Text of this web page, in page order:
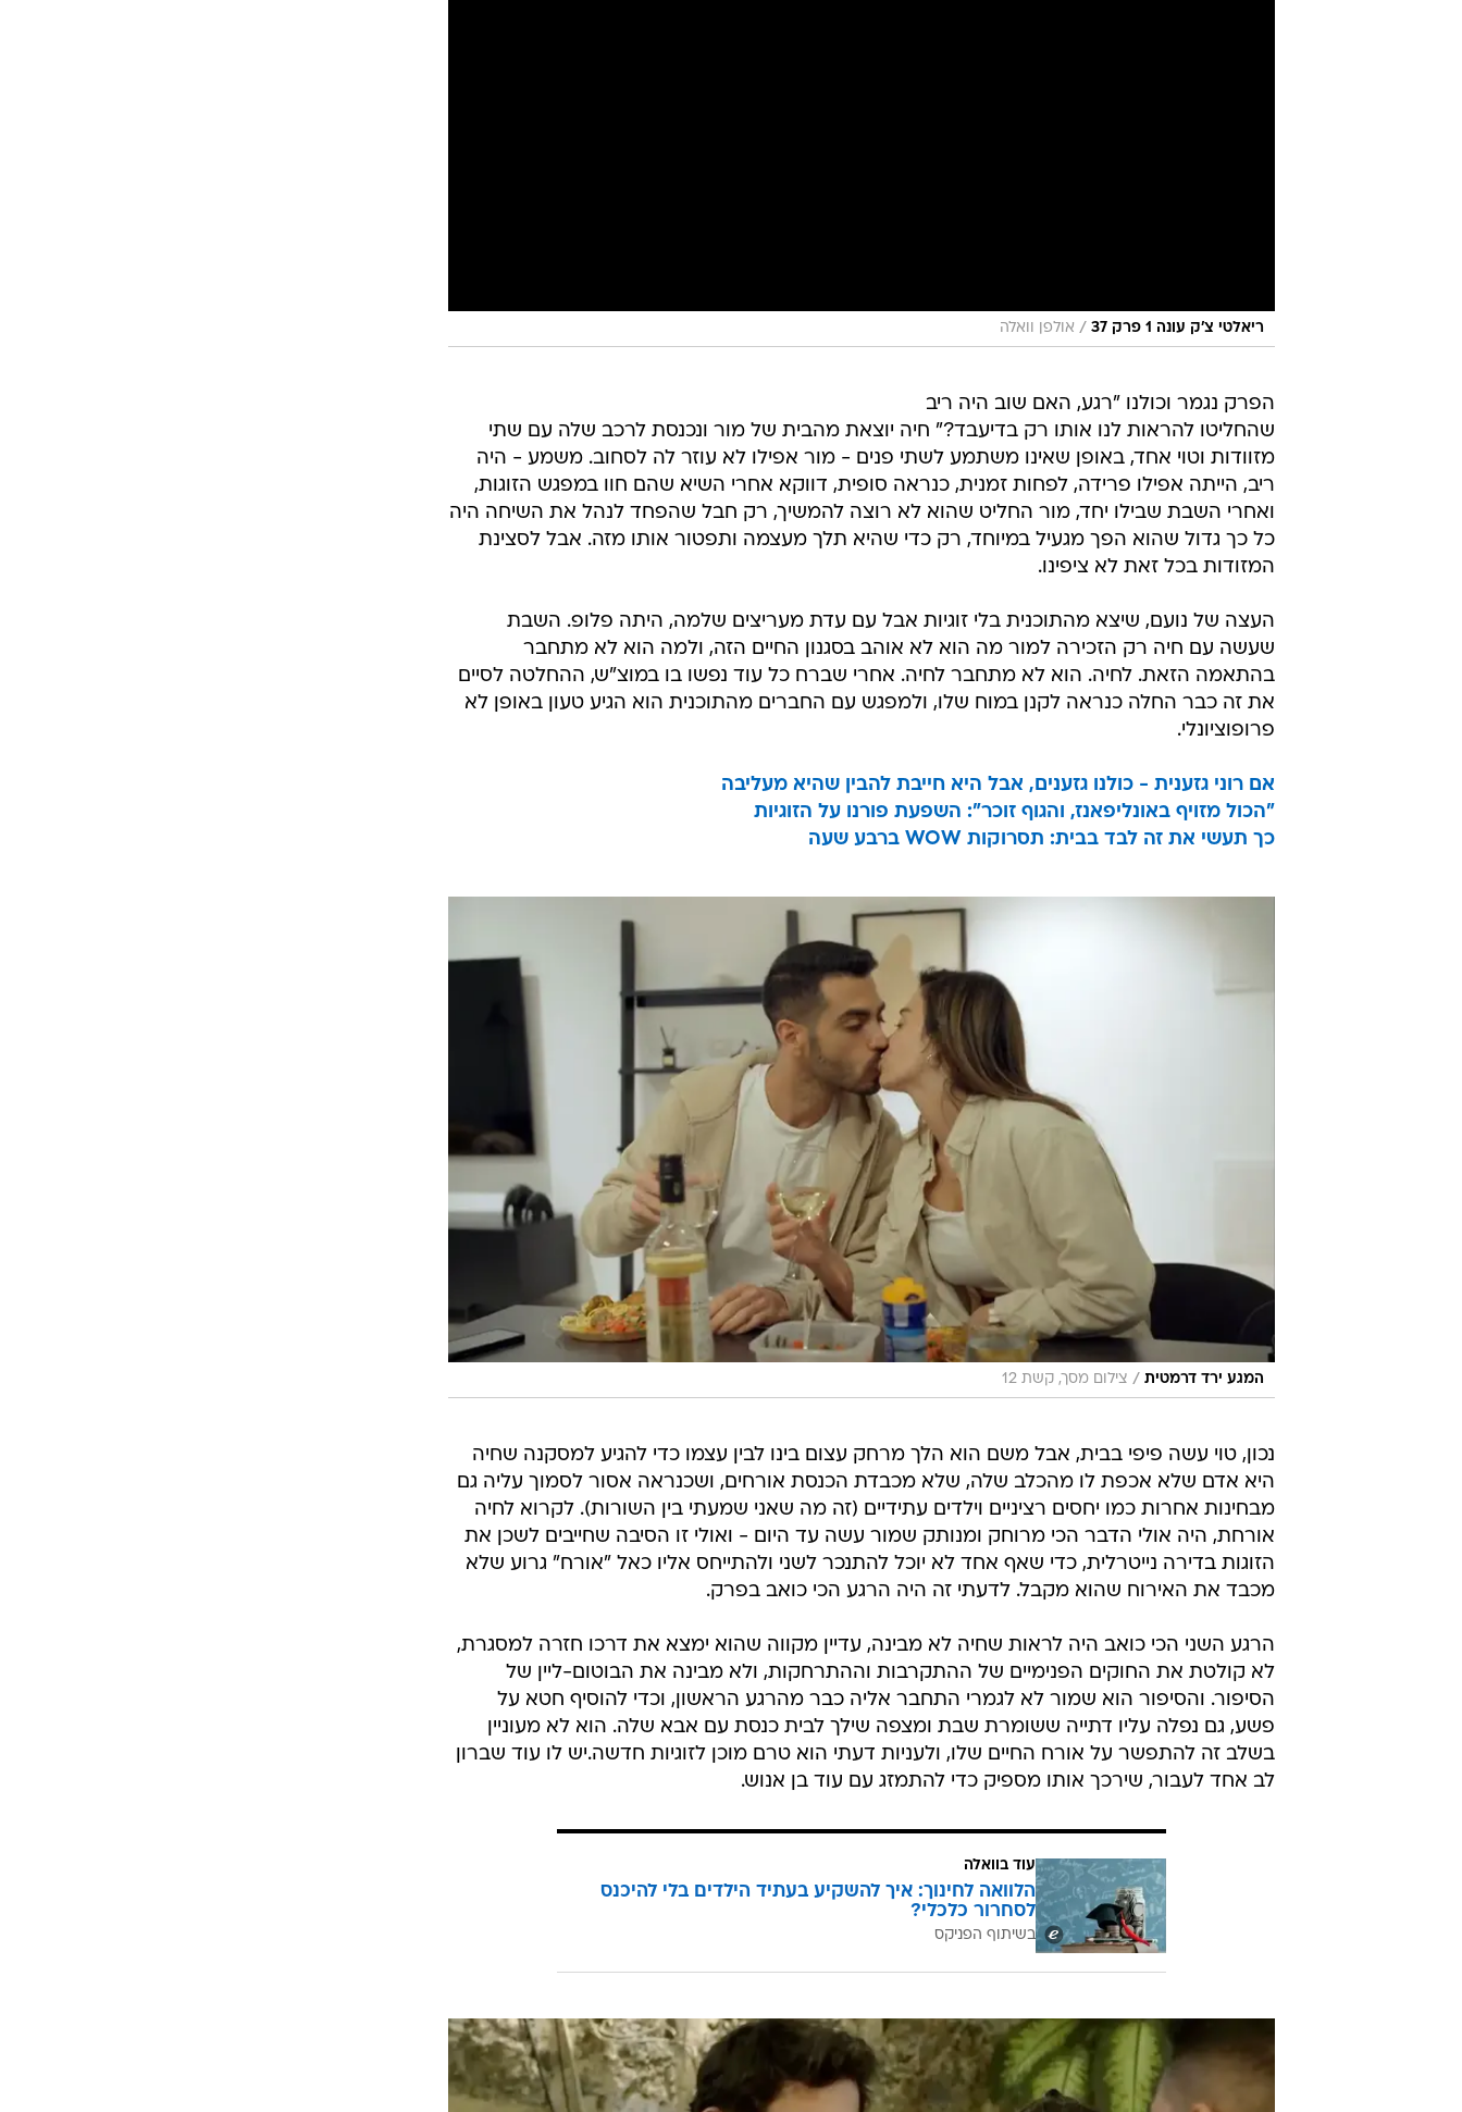
ריאלטי צ'ק עונה 1 פרק 37 / אולפן וואלה
הפרק נגמר וכולנו "רגע, האם שוב היה ריב
שהחליטו להראות לנו אותו רק בדיעבד?" חיה יוצאת מהבית של מור ונכנסת לרכב שלה עם שתי
מזוודות וטוי אחד, באופן שאינו משתמע לשתי פנים - מור אפילו לא עוזר לה לסחוב. משמע - היה
ריב, הייתה אפילו פרידה, לפחות זמנית, כנראה סופית, דווקא אחרי השיא שהם חוו במפגש הזוגות,
ואחרי השבת שבילו יחד, מור החליט שהוא לא רוצה להמשיך, רק חבל שהפחד לנהל את השיחה היה
כל כך גדול שהוא הפך מגעיל במיוחד, רק כדי שהיא תלך מעצמה ותפטור אותו מזה. אבל לסצינת
המזודות בכל זאת לא ציפינו.
העצה של נועם, שיצא מהתוכנית בלי זוגיות אבל עם עדת מעריצים שלמה, היתה פלופ. השבת
שעשה עם חיה רק הזכירה למור מה הוא לא אוהב בסגנון החיים הזה, ולמה הוא לא מתחבר
בהתאמה הזאת. לחיה. הוא לא מתחבר לחיה. אחרי שברח כל עוד נפשו בו במוצ"ש, ההחלטה לסיים
את זה כבר החלה כנראה לקנן במוח שלו, ולמפגש עם החברים מהתוכנית הוא הגיע טעון באופן לא
פרופוציונלי.
אם רוני גזענית - כולנו גזענים, אבל היא חייבת להבין שהיא מעליבה
"הכול מזויף באונליפאנז, והגוף זוכר": השפעת פורנו על הזוגיות
כך תעשי את זה לבד בבית: תסרוקות WOW ברבע שעה
המגע ירד דרמטית / צילום מסך, קשת 12
נכון, טוי עשה פיפי בבית, אבל משם הוא הלך מרחק עצום בינו לבין עצמו כדי להגיע למסקנה שחיה
היא אדם שלא אכפת לו מהכלב שלה, שלא מכבדת הכנסת אורחים, ושכנראה אסור לסמוך עליה גם
מבחינות אחרות כמו יחסים רציניים וילדים עתידיים (זה מה שאני שמעתי בין השורות). לקרוא לחיה
אורחת, היה אולי הדבר הכי מרוחק ומנותק שמור עשה עד היום - ואולי זו הסיבה שחייבים לשכן את
הזוגות בדירה נייטרלית, כדי שאף אחד לא יוכל להתנכר לשני ולהתייחס אליו כאל "אורח" גרוע שלא
מכבד את האירוח שהוא מקבל. לדעתי זה היה הרגע הכי כואב בפרק.
הרגע השני הכי כואב היה לראות שחיה לא מבינה, עדיין מקווה שהוא ימצא את דרכו חזרה למסגרת,
לא קולטת את החוקים הפנימיים של ההתקרבות וההתרחקות, ולא מבינה את הבוטום-ליין של
הסיפור. והסיפור הוא שמור לא לגמרי התחבר אליה כבר מהרגע הראשון, וכדי להוסיף חטא על
פשע, גם נפלה עליו דתייה ששומרת שבת ומצפה שילך לבית כנסת עם אבא שלה. הוא לא מעוניין
בשלב זה להתפשר על אורח החיים שלו, ולעניות דעתי הוא טרם מוכן לזוגיות חדשה.יש לו עוד שברון
לב אחד לעבור, שירכך אותו מספיק כדי להתמזג עם עוד בן אנוש.
עוד בוואלה
הלוואה לחינוך: איך להשקיע בעתיד הילדים בלי להיכנס
לסחרור כלכלי?
בשיתוף הפניקס